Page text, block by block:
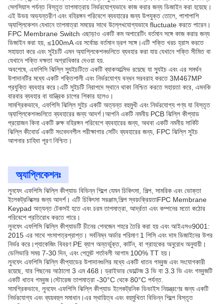
সেলসিয়াস পর্যন্ত বিস্তৃত তাপমাত্রায় নির্ভরযোগ্যভাবে কাজ করার জন্য ডিজাইন করা হয়েছে।
এই উভয় অভ্যন্তরীণ এবং বহিরঙ্গন পরিবেশে ব্যবহারের জন্য উপযুক্ত তোলে, পাশাপাশি
অ্যাপ্লিকেশন যেখানে তাপমাত্রা সময়ের সাথে উল্লেখযোগ্যভাবে fluctuate করতে পারেন।
FPC Membrane Switch এছাড়াও একটি কম অপারেটিং বর্তমান সঙ্গে কাজ করার জন্য
ডিজাইন করা হয়, ≤100mA এর সর্বোচ্চ বর্তমান ড্রপ সঙ্গে।এটি শক্তি খরচ হ্রাস করতে
সহায়তা করে এবং সুইচটি এমন অ্যাপ্লিকেশনগুলিতে ব্যবহার করা যায় যেখানে শক্তি সীমিত বা
যেখানে শক্তি দক্ষতা অগ্রাধিকার দেওয়া হয়.
অবশেষে, এফপিসি ঝিল্লি স্যুইচটিতে একটি ব্যাকআল্সিভ রয়েছে যা স্যুইচ এবং এর সমর্থন
উপাদানটির মধ্যে একটি শক্তিশালী এবং নির্ভরযোগ্য বন্ধন সরবরাহ করতে 3M467MP
প্রযুক্তি ব্যবহার করে।এটি সুইচটি নিরাপদে স্থানে থাকা নিশ্চিত করতে সহায়তা করে, এমনকি
বারবার ব্যবহার বা যান্ত্রিক চাপের শিকার হলেও।
সামগ্রিকভাবে, এফপিসি ঝিল্লি সুইচ একটি অত্যন্ত বহুমুখী এবং নির্ভরযোগ্য পণ্য যা বিস্তৃত
অ্যাপ্লিকেশনগুলিতে ব্যবহারের জন্য আদর্শ।আপনি একটি নমনীয় PCB ঝিল্লি কীপ্যাড
প্রয়োজন কিনা একটি রুক্ষ বহিরঙ্গন পরিবেশে ব্যবহারের জন্য, অথবা একটি নমনীয় সার্কিট
ঝিল্লি কীবোর্ড একটি সংবেদনশীল পরীক্ষাগার সেটিং ব্যবহারের জন্য, FPC ঝিল্লি সুইচ
আপনার চাহিদা পূরণ নিশ্চিত।
অ্যাপ্লিকেশনঃ
লুনফেং এফপিসি ঝিল্লি কীপ্যাড বিভিন্ন শিল্পে যেমন চিকিৎসা, শিল্প, সামরিক এবং ভোক্তা
ইলেকট্রনিক্সের জন্য আদর্শ। এটি চিকিৎসা সরঞ্জাম,শিল্প স্বয়ংক্রিয়তাFPC Membrane
Keypad অত্যন্ত টেকসই হতে এবং চরম তাপমাত্রা, আর্দ্রতা এবং কম্পনের মতো কঠোর
পরিবেশে প্রতিরোধ করতে পারে।
লুনফেং এফপিসি ঝিল্লি কীপ্যাডটি চীনের শেনজেন শহরে তৈরি করা হয় এবং আইএসও9001:
2015 এর সাথে শংসাপত্রপ্রাপ্ত। সর্বনিম্ন অর্ডার পরিমাণ 1 পিসি এবং দাম ডিজাইনের উপর
নির্ভর করে।প্যাকেজিং বিবরণ PE ব্যাগ অন্তর্ভুক্ত, কার্টন, বা গ্রাহকের অনুরোধ অনুযায়ী।
ডেলিভারি সময় 7-30 দিন, এবং পেমেন্ট শর্তাবলী আগাম 100% TT হয়।
লুনফেং এফপিসি ঝিল্লি কীপ্যাডের উপাদানগুলির মধ্যে একটি ধাতব গম্বুজ এবং সংযোগকারী
রয়েছে, যার পিছনের আঠালো 3 এম 468। ড্রাইভার ভোল্টেজ 3 ভি বা 3.3 ভি এবং গম্বুজটি
একটি ধাতব গম্বুজ।স্টোরেজ তাপমাত্রা -30°C থেকে 80°C পর্যন্ত.
সামগ্রিকভাবে, লুনফেং এফপিসি ঝিল্লি কীপ্যাড ইলেকট্রনিক ডিভাইস নিয়ন্ত্রণের জন্য একটি
নির্ভরযোগ্য এবং ব্যয়বহুল সমাধান।এর স্থায়িত্ব এবং বহুমুখিতা বিভিন্ন শিল্পে বিস্তৃত